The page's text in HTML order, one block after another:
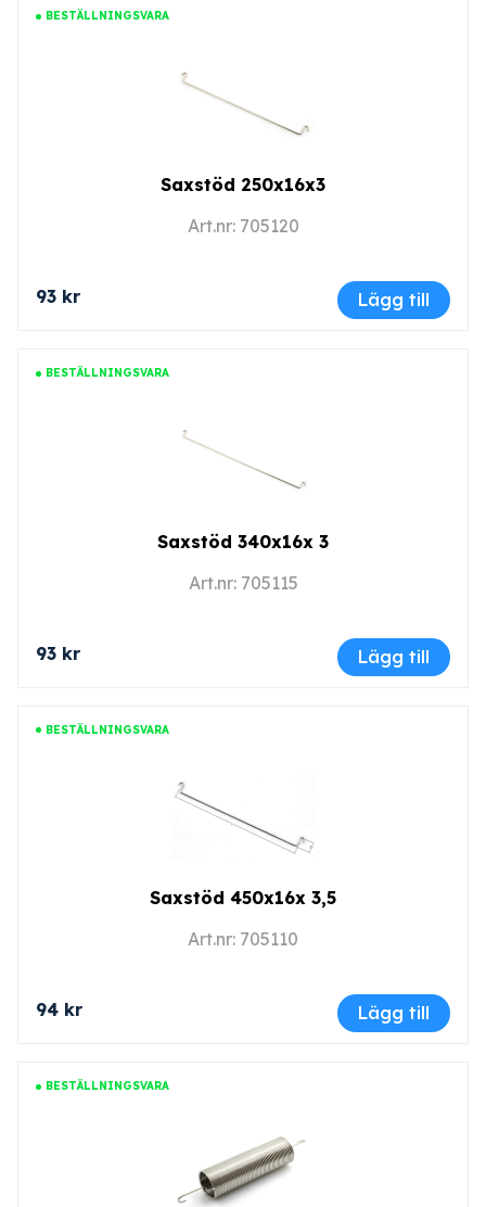
BESTÄLLNINGSVARA
Saxstöd 250x16x3
Art.nr: 705120
93 kr Lägg till
BESTÄLLNINGSVARA
Saxstöd 340x16x 3
Art.nr: 705115
93 kr Lägg till
BESTÄLLNINGSVARA
Saxstöd 450x16x 3,5
Art.nr: 705110
94 kr Lägg till
BESTÄLLNINGSVARA